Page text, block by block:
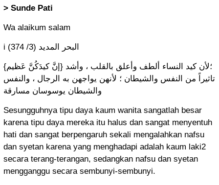
> Sunde Pati
Wa alaikum salam
i البحر المديد (3/ 374)
{إنَّ كيدَكُنَّ عَظيم} ؛لأن كيد النساء ألطف وأعلق بالقلب ، وأشد
تاثيراً من النفس والشيطان ؛ لأنهن يواجهن به الرجال ، والنفس
والشيطان يوسوسان مسارقة
Sesungguhnya tipu daya kaum wanita sangatlah besar
karena tipu daya mereka itu halus dan sangat menyentuh
hati dan sangat berpengaruh sekali mengalahkan nafsu
dan syetan karena yang menghadapi adalah kaum laki2
secara terang-terangan, sedangkan nafsu dan syetan
mengganggu secara sembunyi-sembunyi.